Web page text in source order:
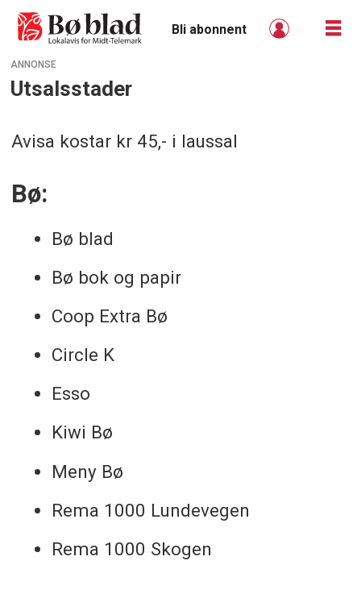
Bli abonnent
Utsalsstader
ANNONSE
Utsalsstader
Avisa kostar kr 45,- i laussal
Bø:
Bø blad
Bø bok og papir
Coop Extra Bø
Circle K
Esso
Kiwi Bø
Meny Bø
Rema 1000 Lundevegen
Rema 1000 Skogen